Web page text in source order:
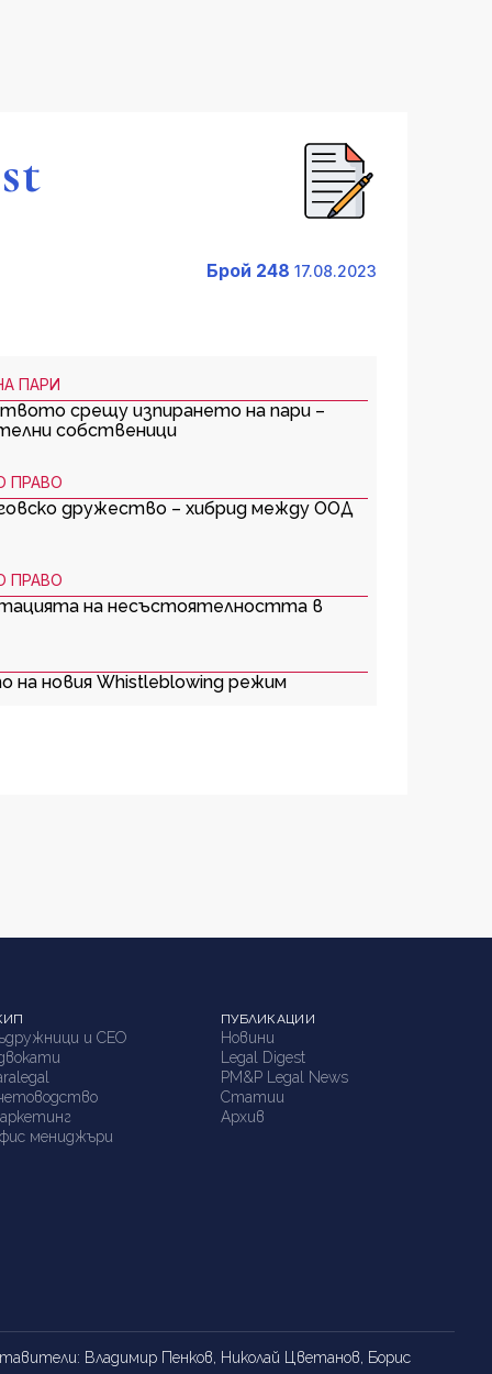
Брой 24817.08.2023
ПАРИ
срещу изпирането на пари –
собственици
ПРАВО
дружество – хибрид между ООД
ПРАВО
на несъстоятелността в
на новия Whistleblowing режим
и СЕО
мениджъри
ПУБЛИКАЦИИ
Новини
Legal Digest
PM&P Legal News
Статии
Архив
Владимир Пенков, Николай Цветанов, Борис